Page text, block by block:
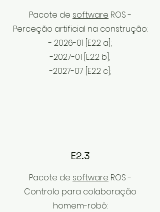
Pacote de software ROS -
Perceção artificial na construção:
- 2026-01 [E2.2 a];
-2027-01 [E2.2 b ];
-2027-07 [E2.2 c];
E2.3
Pacote de software ROS -
Controlo para colaboração
homem-robô: